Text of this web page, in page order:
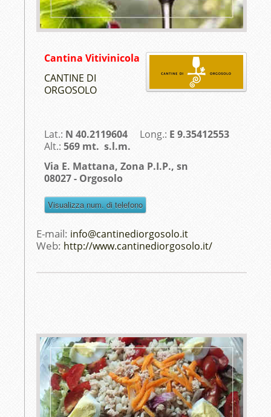
Cantina Vitivinicola
CANTINE DI
ORGOSOLO
Lat.: N 40.2119604Long.: E 9.35412553
Alt.: 569 mt. s.l.m.
Via E. Mattana, Zona P.I.P., sn
08027 - Orgosolo
E-mail: info@cantinediorgosolo.it
Web: http://www.cantinediorgosolo.it/